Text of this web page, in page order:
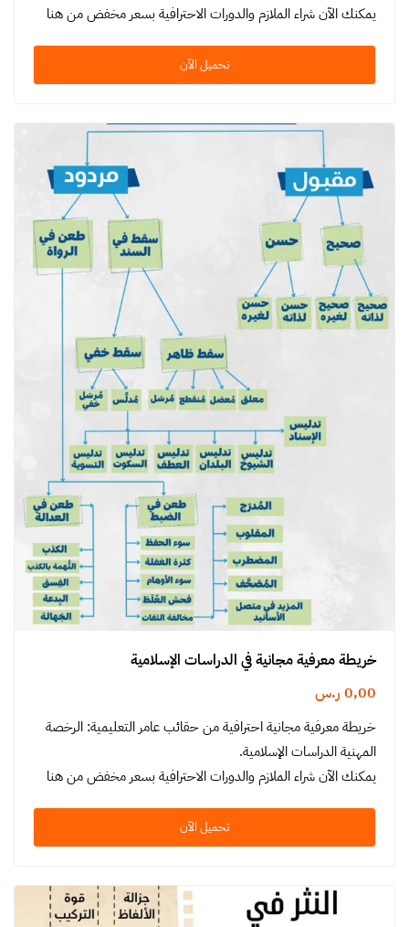
يمكنك الآن شراء الملازم والدورات الاحترافية بسعر مخفض من هنا
تحميل الآن
خريطة معرفية مجانية في الدراسات الإسلامية
0,00 ر.س
خريطة معرفية مجانية احترافية من حقائب عامر التعليمية: الرخصة
المهنية الدراسات الإسلامية.
يمكنك الآن شراء الملازم والدورات الاحترافية بسعر مخفض من هنا
تحميل الآن